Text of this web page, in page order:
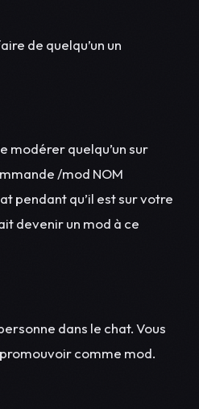
de quelqu’un un
modérer quelqu’un sur
/mod NOM
pendant qu’il est sur votre
devenir un mod à ce
dans le chat. Vous
comme mod.